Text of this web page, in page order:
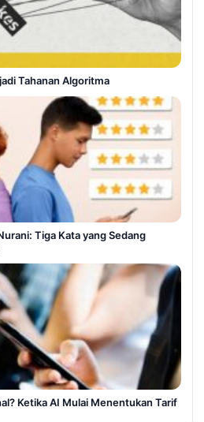
Tahanan Algoritma
Tiga Kata yang Sedang
Ketika AI Mulai Menentukan Tarif